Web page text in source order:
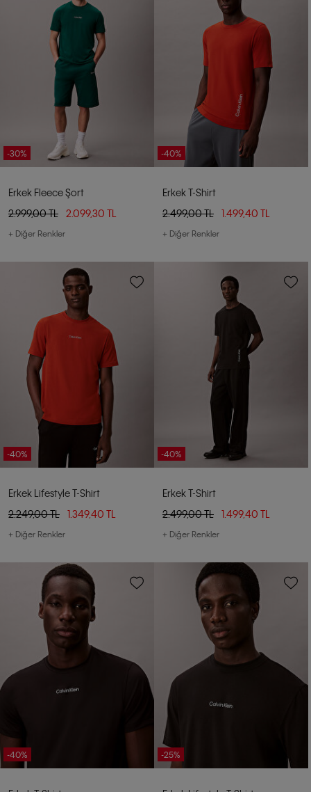
-30%
Erkek Fleece Şort
2.999,00 TL
2.099,30 TL
+ Diğer Renkler
-40%
Erkek T-Shirt
2.499,00 TL
1.499,40 TL
+ Diğer Renkler
-40%
Erkek Lifestyle T-Shirt
2.249,00 TL
1.349,40 TL
+ Diğer Renkler
-40%
Erkek T-Shirt
2.499,00 TL
1.499,40 TL
+ Diğer Renkler
-40% -25%